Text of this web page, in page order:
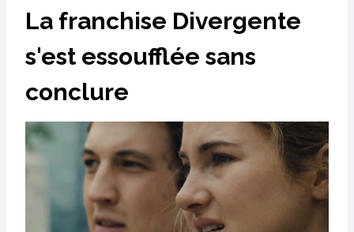
La franchise Divergente
s'est essoufflée sans
conclure